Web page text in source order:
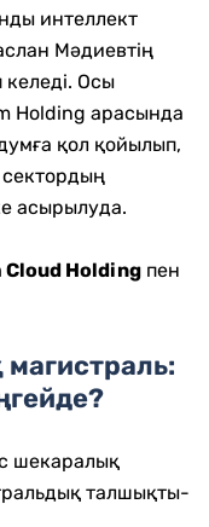
интеллект
Мәдиевтің
келеді. Осы
Holding арасында
қол қойылып,
асырылуда.
Cloud Holding пен
шекаралық
талшықты-